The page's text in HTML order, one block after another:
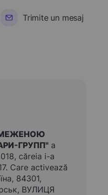
Trimite un mesaj
ГРУПП"a
căreia i-a
Care activează
84301,
ВУЛИЦЯ